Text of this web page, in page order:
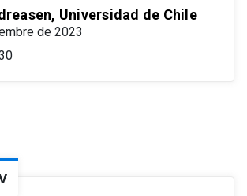
Universidad de Chile
de 2023